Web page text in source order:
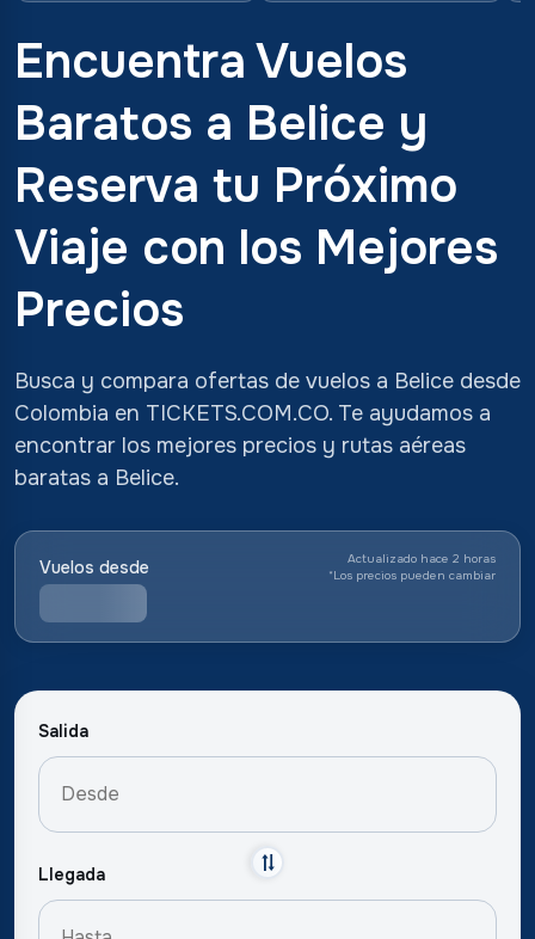
Encuentra Vuelos
Baratos a Belice y
Reserva tu Próximo
Viaje con los Mejores
Precios
Busca y compara ofertas de vuelos a Belice desde
Colombia en TICKETS.COM.CO. Te ayudamos a
encontrar los mejores precios y rutas aéreas
baratas a Belice.
Vuelos desde
Actualizado hace 2 horas
*Los precios pueden cambiar
Salida
Llegada